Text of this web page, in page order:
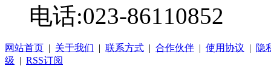
电话:023-86110852
网站首页 | 关于我们 | 联系方式 | 合作伙伴 | 使用协议 |
隐
级 | RSS订阅